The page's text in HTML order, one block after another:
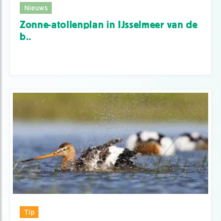
Nieuws
Zonne-atollenplan in IJsselmeer van de
b..
Tip